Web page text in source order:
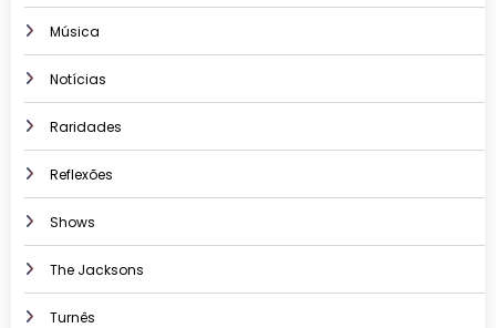
Música
Notícias
Raridades
Reflexões
Shows
The Jacksons
Turnês